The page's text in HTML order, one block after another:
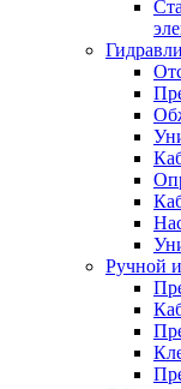
Ручной